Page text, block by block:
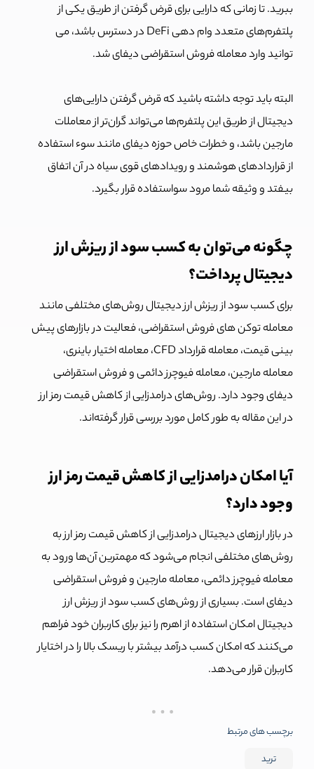
ببرید. تا زمانی که دارایی برای قرض گرفتن از طریق یکی از
پلتفرم‌های متعدد وام دهی DeFi در دسترس باشد، می
توانید وارد معامله فروش استقراضی دیفای شد.
البته باید توجه داشته باشید که قرض گرفتن دارایی‌های
دیجیتال از طریق این پلتفرم‌ها می‌تواند گران‌تر از معاملات
مارجین باشد، و خطرات خاص حوزه دیفای مانند سوء استفاده
از قراردادهای هوشمند و رویدادهای قوی سیاه در آن اتفاق
بیفتد و وثیقه شما مرود سواستفاده قرار بگیرد.
چگونه می‌توان به کسب سود از ریزش ارز
دیجیتال پرداخت؟
برای کسب سود از ریزش ارز دیجیتال روش‌های مختلفی مانند
معامله توکن های فروش استقراضی، فعالیت در بازارهای پیش
بینی قیمت، معامله قرارداد CFD، معامله اختیار باینری،
معامله مارجین، معامله فیوچرز دائمی و فروش استقراضی
دیفای وجود دارد. روش‌های درامدزایی از کاهش قیمت رمز ارز
در این مقاله به طور کامل مورد بررسی قرار گرفته‌اند.
آیا امکان درامدزایی از کاهش قیمت رمز ارز
وجود دارد؟
در بازار ارزهای دیجیتال درامدزایی از کاهش قیمت رمز ارز به
روش‌های مختلفی انجام می‌شود که مهمترین آن‌ها ورود به
معامله فیوچرز دائمی، معامله مارجین و فروش استقراضی
دیفای است. بسیاری از روش‌های کسب سود از ریزش ارز
دیجیتال امکان استفاده از اهرم را نیز برای کاربران خود فراهم
می‌کنند که امکان کسب درآمد بیشتر با ریسک بالا را در اختایار
کاربران قرار می‌دهد.
برچسب های مرتبط
ترید